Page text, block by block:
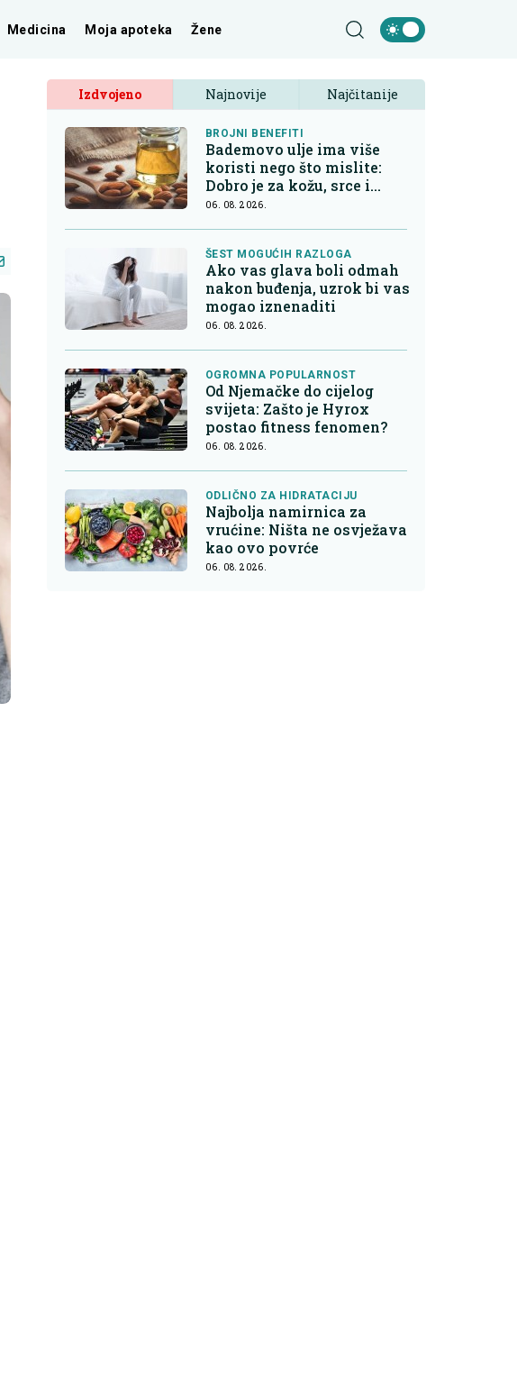
Medicina Moja apoteka Žene
Izdvojeno Najnovije Najčitanije
BROJNI BENEFITI
Bademovo ulje ima više
koristi nego što mislite:
Dobro je za kožu, srce i
kontrolu apetita
06. 08. 2026.
ŠEST MOGUĆIH RAZLOGA
Ako vas glava boli odmah
nakon buđenja, uzrok bi vas
mogao iznenaditi
06. 08. 2026.
OGROMNA POPULARNOST
Od Njemačke do cijelog
svijeta: Zašto je Hyrox
postao fitness fenomen?
06. 08. 2026.
ODLIČNO ZA HIDRATACIJU
Najbolja namirnica za
vrućine: Ništa ne osvježava
kao ovo povrće
06. 08. 2026.